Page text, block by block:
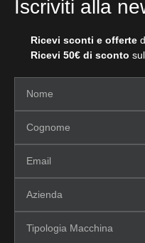
Iscriviti alla
Ricevi sconti e offerte
Ricevi 50€ di sconto